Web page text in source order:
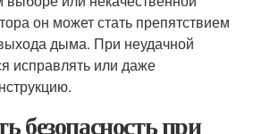
он может стать препятствием
дыма. При неудачной
исправлять или даже
безопасность при